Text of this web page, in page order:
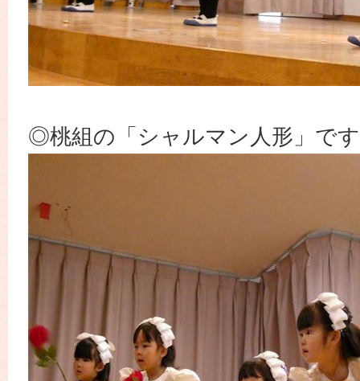
◎桃組の「シャルマン人形」で